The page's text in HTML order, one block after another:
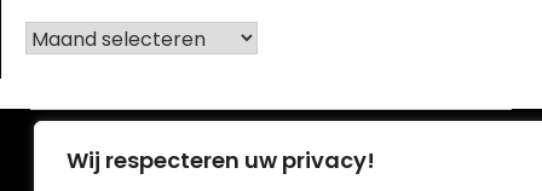
Wij respecteren uw privacy!
Achief
©J Westerkwartier|NU | Ontwerp:
thema